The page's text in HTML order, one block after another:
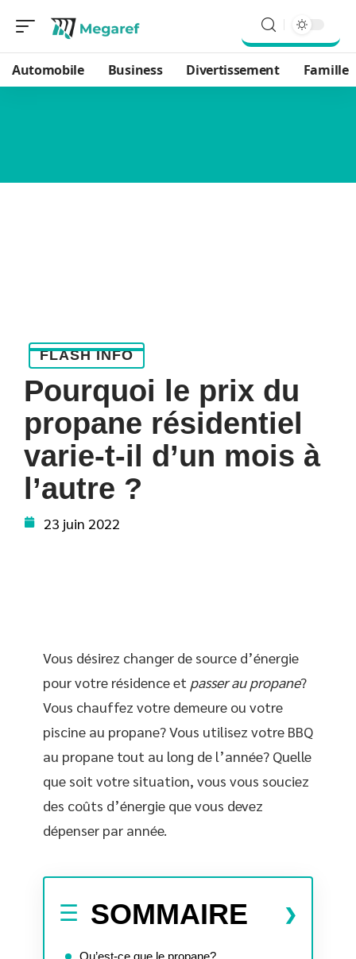
Automobile Business Divertissement Famille
FLASH INFO
Pourquoi le prix du
propane résidentiel
varie-t-il d’un mois à
l’autre ?
23 juin 2022
Vous désirez changer de source d’énergie
pour votre résidence et passer au propane?
Vous chauffez votre demeure ou votre
piscine au propane? Vous utilisez votre BBQ
au propane tout au long de l’année? Quelle
que soit votre situation, vous vous souciez
des coûts d’énergie que vous devez
dépenser par année.
SOMMAIRE
Qu’est-ce que le propane?